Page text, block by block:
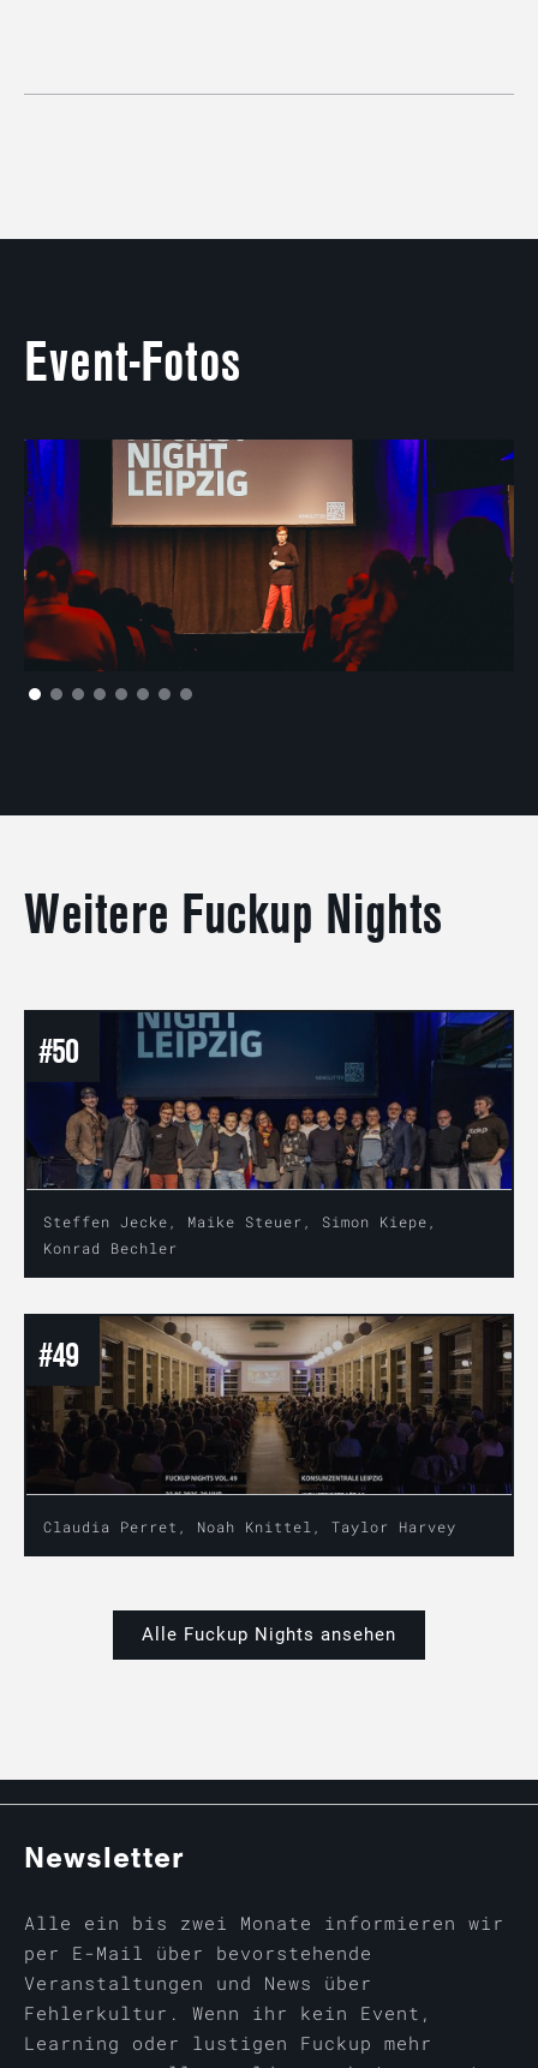
Event-Fotos
Weitere Fuckup Nights
#50
Steffen Jecke, Maike Steuer, Simon Kiepe,
Konrad Bechler
#49
Claudia Perret, Noah Knittel, Taylor Harvey
Alle Fuckup Nights ansehen
Newsletter
Alle ein bis zwei Monate informieren wir
per E-Mail über bevorstehende
Veranstaltungen und News über
Fehlerkultur. Wenn ihr kein Event,
Learning oder lustigen Fuckup mehr